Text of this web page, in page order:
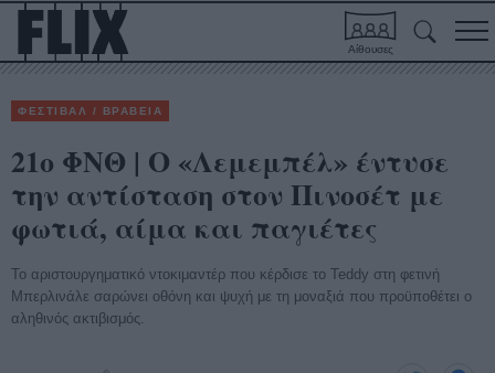
Αίθουσες
ΦΕΣΤΙΒΑΛ / ΒΡΑΒΕΙΑ
21ο ΦΝΘ | Ο «Λεμεμπέλ» έντυσε
την αντίσταση στον Πινοσέτ με
φωτιά, αίμα και παγιέτες
Το αριστουργηματικό ντοκιμαντέρ που κέρδισε το Teddy στη φετινή
Μπερλινάλε σαρώνει οθόνη και ψυχή με τη μοναξιά που προϋποθέτει ο
αληθινός ακτιβισμός.